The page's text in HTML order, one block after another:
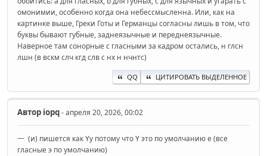
омонимии, особенно когда она небессмысленна. Или, как на
картинке выше, Греки Готы и Германцы согласны лишь в том, что
буквы бывают губные, заднеязычные и переднеязычные.
Наверное там сонорные с гласными за кадром остались, н глсн
лшн (в вскм слч кгд слв с нх н нчнтс)
QQ ЦИТИРОВАТЬ ВЫДЕЛЕННОЕ
Автор iopq- апреля 20, 2026, 00:02
一 (и) пишется как Yy потому что Y это по умолчанию е (все
гласные э по умолчанию)